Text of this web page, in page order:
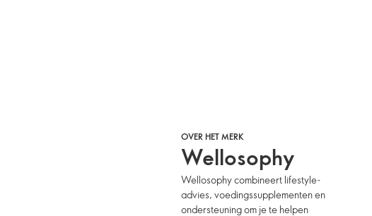
OVER HET MERK
Wellosophy
Wellosophy combineert lifestyle-
advies, voedingssupplementen en
ondersteuning om je te helpen